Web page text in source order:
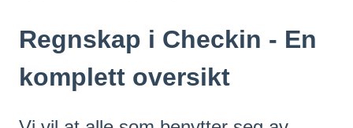
Regnskap i Checkin - En
komplett oversikt